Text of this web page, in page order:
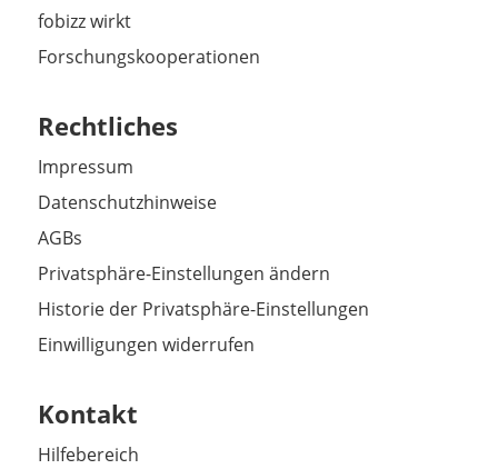
fobizz wirkt
Forschungskooperationen
Rechtliches
Impressum
Datenschutzhinweise
AGBs
Privatsphäre-Einstellungen ändern
Historie der Privatsphäre-Einstellungen
Einwilligungen widerrufen
Kontakt
Hilfebereich